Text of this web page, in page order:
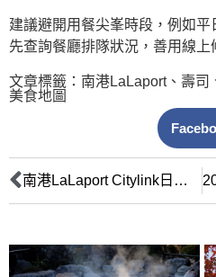
建議避開用餐尖峯時段，例如
先查詢餐廳排隊狀況，善用線上
文章標籤： 南港LaLaport、 壽司
美食地圖
南港LaLaport Citylink日式料理全攻略：餐廳類型、電話、地址懶人包